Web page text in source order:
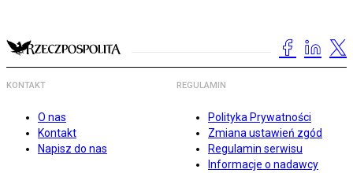
KONTAKT
O nas
Kontakt
Napisz do nas
REGULAMIN
Polityka Prywatności
Zmiana ustawień zgód
Regulamin serwisu
Informacje o nadawcy